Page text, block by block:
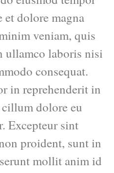
dolore magna
veniam, quis
ullamco laboris nisi
consequat.
in reprehenderit in
dolore eu
Excepteur sint
proident, sunt in
mollit anim id